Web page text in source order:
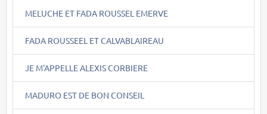
MELUCHE ET FADA ROUSSEL EMERVE
FADA ROUSSEEL ET CALVABLAIREAU
JE M'APPELLE ALEXIS CORBIERE
MADURO EST DE BON CONSEIL